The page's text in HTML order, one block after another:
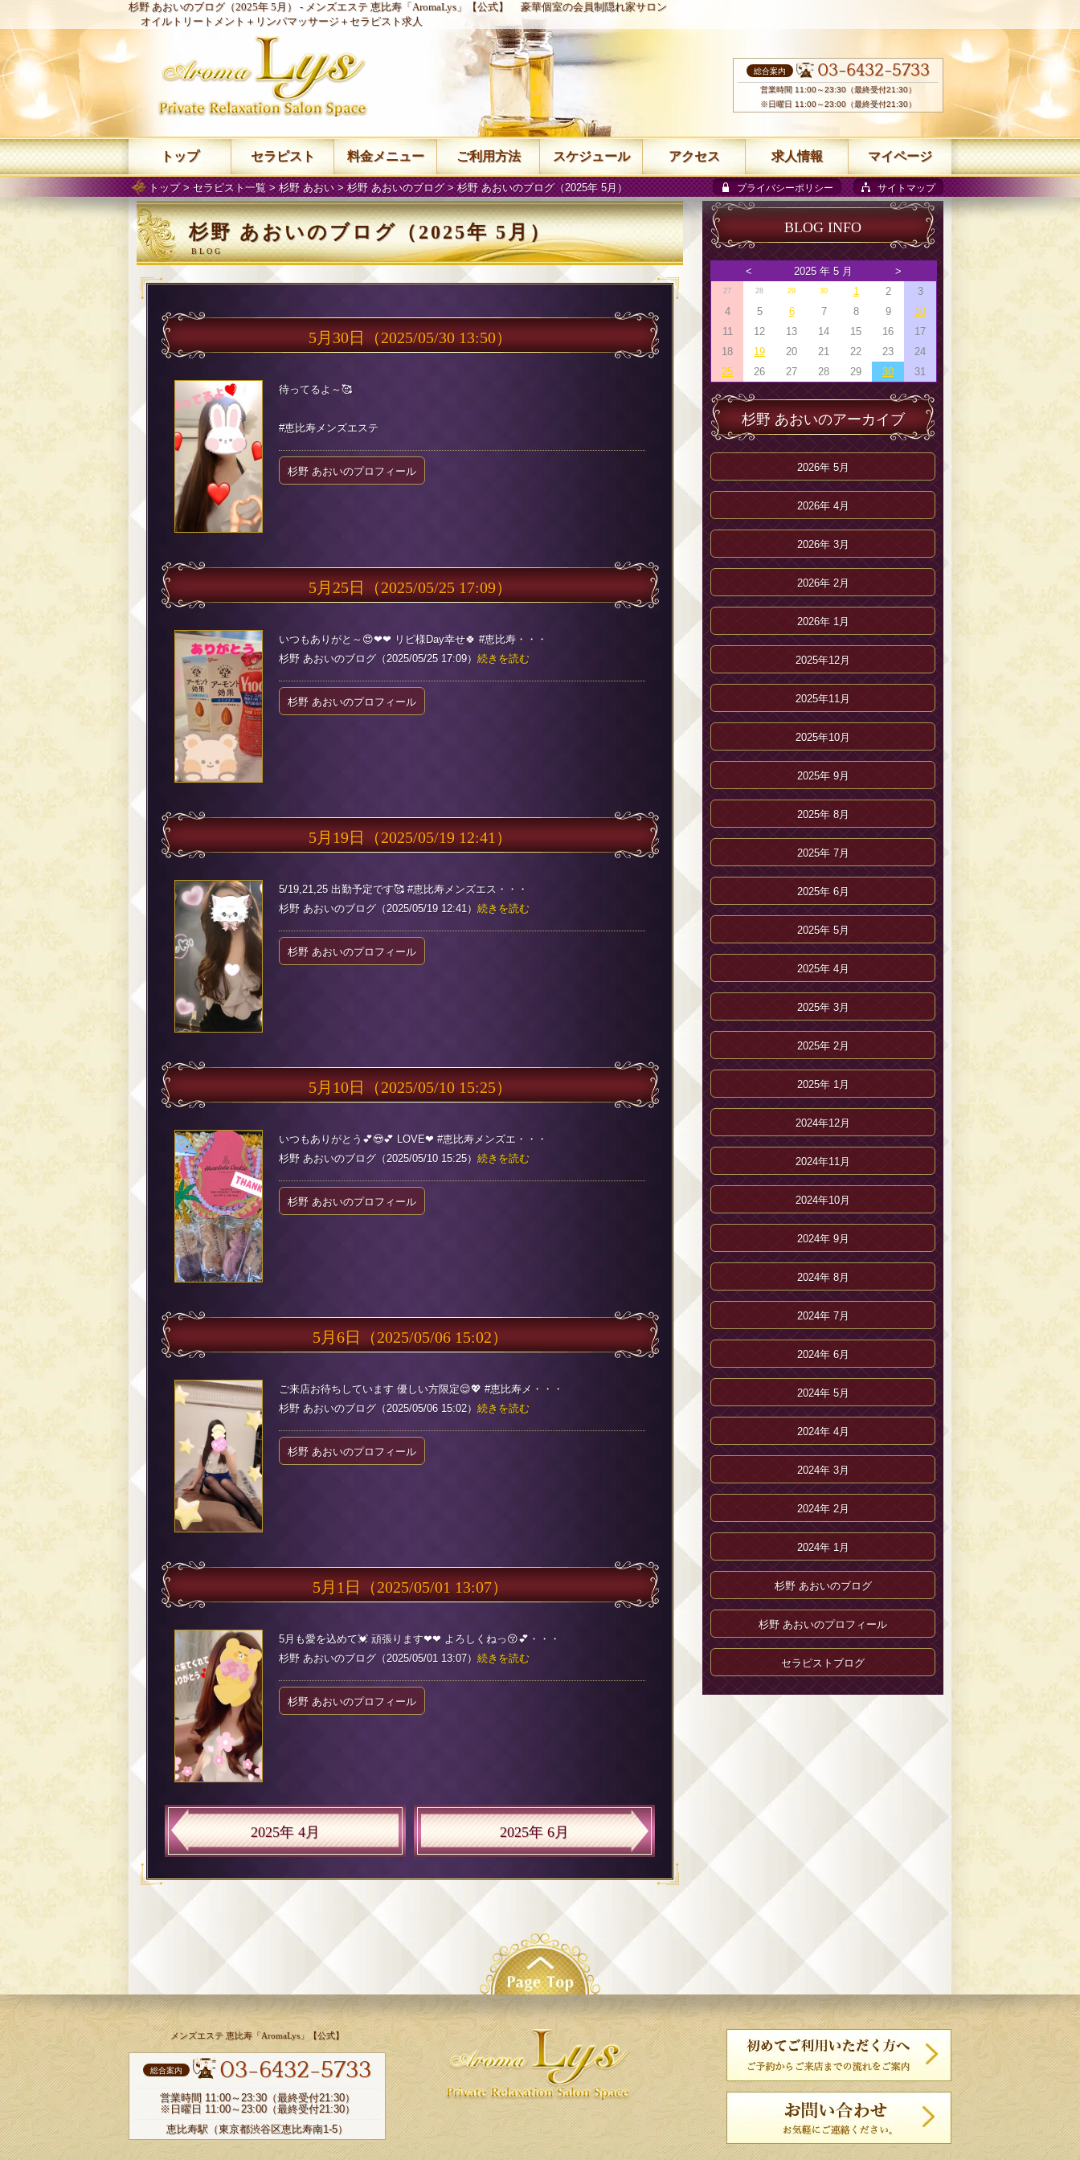
杉野 あおいのブログ（2025年 5月） - メンズエステ 恵比寿「AromaLys」【公式】
豪華個室の会員制隠れ家サロン
オイルトリートメント＋リンパマッサージ＋セラピスト求人
トップ> セラピスト一覧>杉野 あおい >杉野 あおいのブログ> 杉野 あおいのブログ（2025年 5月） プライバシーポリシー サイトマップ
杉野 あおいのブログ（2025年 5月）
5月30日 （2025/05/30 13:50）
待ってるよ～🥰
#恵比寿メンズエステ
杉野 あおいのプロフィール
5月25日 （2025/05/25 17:09）
いつもありがと～😍❤❤ リピ様Day幸せ🍀 #恵比寿・・・
杉野 あおいのブログ（2025/05/25 17:09） 続きを読む
杉野 あおいのプロフィール
5月19日 （2025/05/19 12:41）
5/19,21,25 出勤予定です🥰 #恵比寿メンズエス・・・
杉野 あおいのブログ（2025/05/19 12:41） 続きを読む
杉野 あおいのプロフィール
5月10日 （2025/05/10 15:25）
いつもありがとう💕😍💕 LOVE❤ #恵比寿メンズエ・・・
杉野 あおいのブログ（2025/05/10 15:25） 続きを読む
杉野 あおいのプロフィール
5月6日 （2025/05/06 15:02）
ご来店お待ちしています 優しい方限定😌💖 #恵比寿メ・・・
杉野 あおいのブログ（2025/05/06 15:02） 続きを読む
杉野 あおいのプロフィール
5月1日 （2025/05/01 13:07）
5月も愛を込めて💓 頑張ります❤❤ よろしくねっ😚💕・・・
杉野 あおいのブログ（2025/05/01 13:07） 続きを読む
杉野 あおいのプロフィール
2025年 4月 2025年 6月
BLOG INFO
< 2025 年 5 月 >
27 28 29 30 1 2
3
4
5 6 7 8 9
10
11
12 13 14 15 16
17
18
19 20 21 22 23
24
25
26 27 28 29 30 31
杉野 あおいのアーカイブ
2026年 5月
2026年 4月
2026年 3月
2026年 2月
2026年 1月
2025年12月
2025年11月
2025年10月
2025年 9月
2025年 8月
2025年 7月
2025年 6月
2025年 5月
2025年 4月
2025年 3月
2025年 2月
2025年 1月
2024年12月
2024年11月
2024年10月
2024年 9月
2024年 8月
2024年 7月
2024年 6月
2024年 5月
2024年 4月
2024年 3月
2024年 2月
2024年 1月
杉野 あおいのブログ
杉野 あおいのプロフィール
セラピストブログ
総合案内 03-6432-5733
営業時間 11:00～23:30（最終受付21:30）
※日曜日 11:00～23:00（最終受付21:30）
トップ セラピスト 料金メニュー ご利用方法 スケジュール アクセス 求人情報 マイページ
メンズエステ 恵比寿「AromaLys」【公式】
総合案内 03-6432-5733
営業時間 11:00～23:30（最終受付21:30）
※日曜日 11:00～23:00（最終受付21:30）
恵比寿駅（東京都渋谷区恵比寿南1-5）